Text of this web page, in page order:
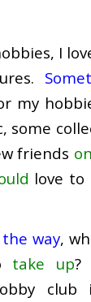
I
my
some
friends on
love to
the way,
take up?
club